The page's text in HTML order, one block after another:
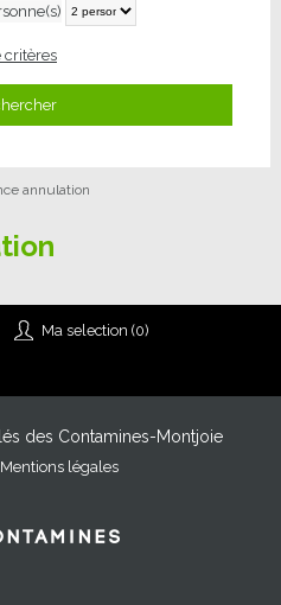
annulation
critères
Ma selection (0)
des Contamines-Montjoie
Mentions légales